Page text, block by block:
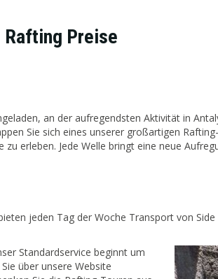
Rafting Preise
an der aufregendsten Aktivität in
Sie sich eines unserer großartigen
erleben. Jede Welle bringt eine neue
jeden Tag der Woche Transport von Side
Standardservice beginnt um
über unsere Website